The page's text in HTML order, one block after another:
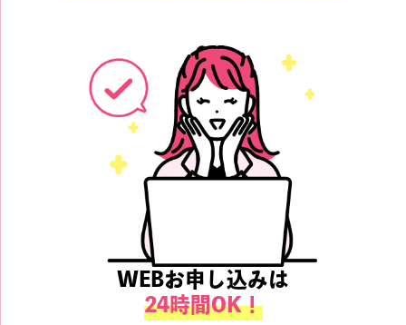
WEBお申し込みは
24時間OK！